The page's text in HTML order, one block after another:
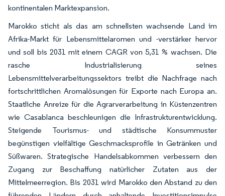
kontinentalen Marktexpansion.
Marokko sticht als das am schnellsten wachsende Land im
Afrika-Markt für Lebensmittelaromen und -verstärker hervor
und soll bis 2031 mit einem CAGR von 5,31 % wachsen. Die
rasche Industrialisierung seines
Lebensmittelverarbeitungssektors treibt die Nachfrage nach
fortschrittlichen Aromalösungen für Exporte nach Europa an.
Staatliche Anreize für die Agrarverarbeitung in Küstenzentren
wie Casablanca beschleunigen die Infrastrukturentwicklung.
Steigende Tourismus- und städtische Konsummuster
begünstigen vielfältige Geschmacksprofile in Getränken und
Süßwaren. Strategische Handelsabkommen verbessern den
Zugang zur Beschaffung natürlicher Zutaten aus der
Mittelmeerregion. Bis 2031 wird Marokko den Abstand zu den